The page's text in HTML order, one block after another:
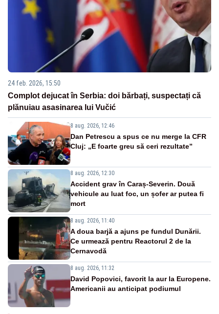
24 feb. 2026, 15:50
Complot dejucat în Serbia: doi bărbați, suspectați că
plănuiau asasinarea lui Vučić
8 aug. 2026, 12:46
Dan Petrescu a spus ce nu merge la CFR
Cluj: „E foarte greu să ceri rezultate”
8 aug. 2026, 12:30
Accident grav în Caraș-Severin. Două
vehicule au luat foc, un șofer ar putea fi
mort
8 aug. 2026, 11:40
A doua barjă a ajuns pe fundul Dunării.
Ce urmează pentru Reactorul 2 de la
Cernavodă
8 aug. 2026, 11:32
David Popovici, favorit la aur la Europene.
Americanii au anticipat podiumul